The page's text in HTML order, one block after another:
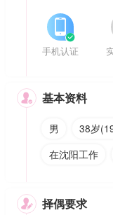


手机认证
 基本资料
男 38岁
在沈阳工作
 择偶要求